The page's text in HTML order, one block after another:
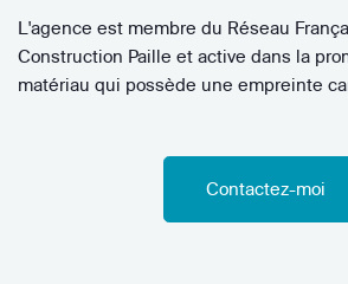
L'agence est membre du Réseau
Construction Paille et active dans la
matériau qui possède une empreinte
Contactez-moi